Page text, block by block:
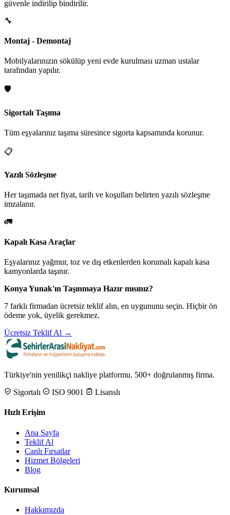
güvenle indirilip bindirilir.
🔧
Montaj - Demontaj
Mobilyalarınızın sökülüp yeni evde kurulması uzman ustalar
tarafından yapılır.
🛡️
Sigortalı Taşıma
Tüm eşyalarınız taşıma süresince sigorta kapsamında korunur.
📋
Yazılı Sözleşme
Her taşımada net fiyat, tarih ve koşulları belirten yazılı sözleşme
imzalanır.
🚛
Kapalı Kasa Araçlar
Eşyalarınız yağmur, toz ve dış etkenlerden korumalı kapalı kasa
kamyonlarda taşınır.
Konya Yunak'ın Taşınmaya Hazır mısınız?
7 farklı firmadan ücretsiz teklif alın, en uygununu seçin. Hiçbir ön
ödeme yok, üyelik gerekmez.
Ücretsiz Teklif Al →
Türkiye'nin yenilikçi nakliye platformu. 500+ doğrulanmış firma.
Sigortalı
ISO 9001 Lisanslı
Hızlı Erişim
Ana Sayfa
Teklif Al
Canlı Fırsatlar
Hizmet Bölgeleri
Blog
Kurumsal
Hakkımızda